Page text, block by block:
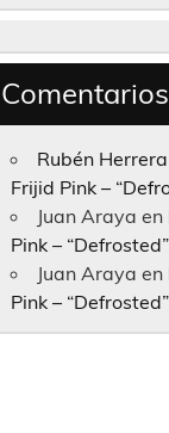
Rubén Herrera
Frijid Pink –
Juan Araya en
Pink –
Juan Araya en
Pink –